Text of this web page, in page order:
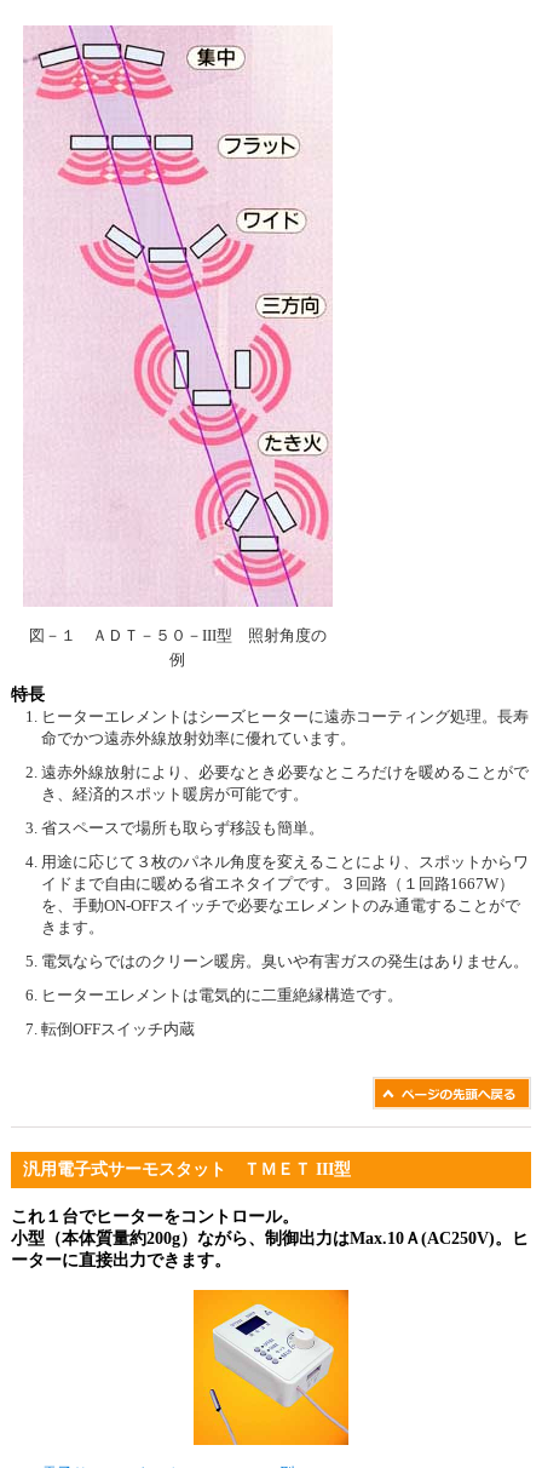
図－１ ＡＤＴ－５０－III型 照射角度の
例
特長
ヒーターエレメントはシーズヒーターに遠赤コーティング処理。長寿
命でかつ遠赤外線放射効率に優れています。
遠赤外線放射により、必要なとき必要なところだけを暖めることがで
き、経済的スポット暖房が可能です。
省スペースで場所も取らず移設も簡単。
用途に応じて３枚のパネル角度を変えることにより、スポットからワ
イドまで自由に暖める省エネタイプです。３回路（１回路1667W）
を、手動ON-OFFスイッチで必要なエレメントのみ通電することがで
きます。
電気ならではのクリーン暖房。臭いや有害ガスの発生はありません。
ヒーターエレメントは電気的に二重絶縁構造です。
転倒OFFスイッチ内蔵
汎用電子式サーモスタット ＴＭＥＴ III型
これ１台でヒーターをコントロール。
小型（本体質量約200g）ながら、制御出力はMax.10Ａ(AC250V)。ヒ
ーターに直接出力できます。